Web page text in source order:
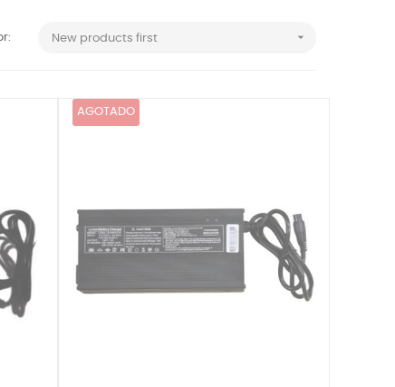
New products first 
AGOTADO